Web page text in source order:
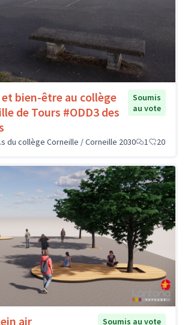
bien-être au collège
de Tours #ODD3 des
Soumis
au vote
du collège Corneille / Corneille 2030 1 20
air
Soumis au vote